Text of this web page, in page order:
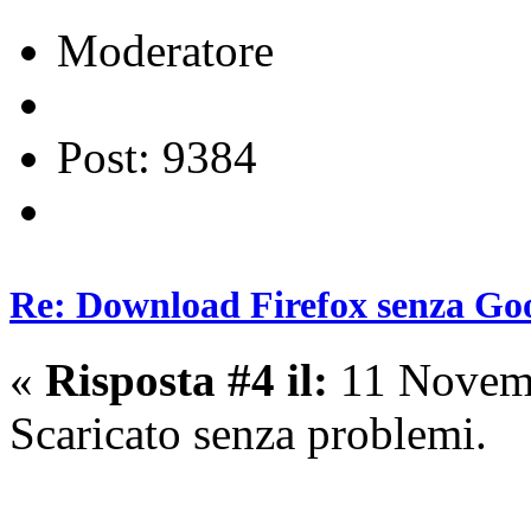
Moderatore
Post: 9384
Re: Download Firefox senza
« Risposta #4 il: 11
Scaricato senza problemi.